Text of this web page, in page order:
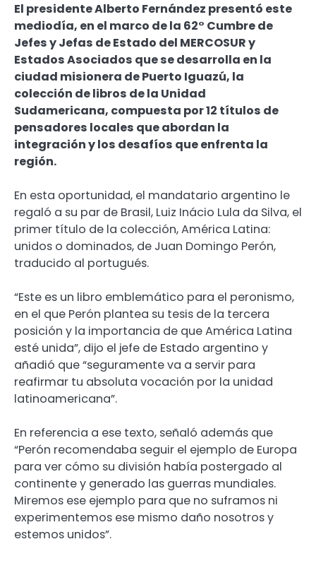
El presidente Alberto Fernández presentó este
mediodía, en el marco de la 62° Cumbre de
Jefes y Jefas de Estado del MERCOSUR y
Estados Asociados que se desarrolla en la
ciudad misionera de Puerto Iguazú, la
colección de libros de la Unidad
Sudamericana, compuesta por 12 títulos de
pensadores locales que abordan la
integración y los desafíos que enfrenta la
región.
En esta oportunidad, el mandatario argentino le
regaló a su par de Brasil, Luiz Inácio Lula da Silva, el
primer título de la colección, América Latina:
unidos o dominados, de Juan Domingo Perón,
traducido al portugués.
“Este es un libro emblemático para el peronismo,
en el que Perón plantea su tesis de la tercera
posición y la importancia de que América Latina
esté unida”, dijo el jefe de Estado argentino y
añadió que “seguramente va a servir para
reafirmar tu absoluta vocación por la unidad
latinoamericana”.
En referencia a ese texto, señaló además que
“Perón recomendaba seguir el ejemplo de Europa
para ver cómo su división había postergado al
continente y generado las guerras mundiales.
Miremos ese ejemplo para que no suframos ni
experimentemos ese mismo daño nosotros y
estemos unidos”.